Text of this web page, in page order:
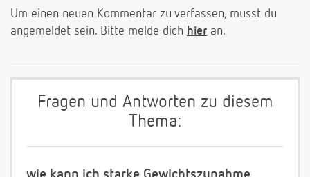
Um einen neuen Kommentar zu verfassen, musst du
angemeldet sein. Bitte melde dich hier an.
Fragen und Antworten zu diesem
Thema: